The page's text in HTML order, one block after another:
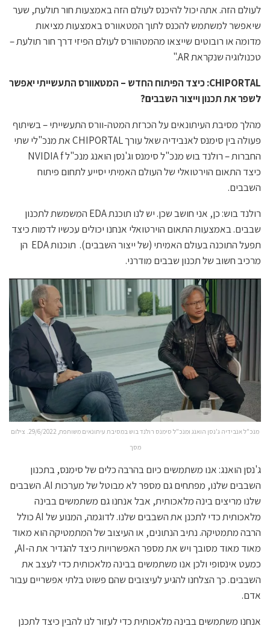
לעולם הזה. אתה יכול להיכנס לעולם הזה באמצעות חור תולעת, שער
שיאפשר למשתמש להכנס לתוך המטאוורס באמצעות מציאות
מדומה או רובוטים שייצאו מהמטהוורס לעולם הפיזי דרך חור תולעת –
טכנולוגיה שנקראת AR."
CHIPORTAL: כיצד הפיתוח החדש – המטאוורס התעשייתי יאפשר
לשפר את תכנון וייצור השבבים?
מהלך מסיבת העיתונאים על הכרזת המטה-וורס התעשייתי – בשיתוף
פעולה בין סימנס לאנבידיה שאל עורך CHIPORTAL את מנכ"לי שתי
החברות – רולנד בוש מנכ"ל סימנס וג'נסן הואנג מנכ"ל NVIDIA f
כיצד התאום הוירטואלי של העולם האמיתי יסייע לתחום פיתוח
השבבים.
רולנד בוש: כן, אני חושב שכן. יש לנו תוכנת EDA המשמשת לתכנון
שבבים. באמצעות התאום הוירטואלי אנחנו יכולים עכשיו לדמות כיצד
תפעל התוכנה בעולם האמיתי (של ייצור השבבים). תוכנות EDA הן
מרכיב חשוב של תכנון שבבים מודרני.
מנכ"ל אנבידיה ג'נסן הואנג ומנכ"ל סימנס רולנד בוש במסיבת עיתונאים משותפת, 29/6/2022. צילום
מסך
ג'נסן הואנג: אנו משתמשים כיום בהרבה כלים של סימנס, בתכנון
השבבים שלנו, מפתחים גם מספר לא מבוטל של מערכות AI. השבבים
שלנו מריצים בינה מלאכותית, אבל אנחנו גם משתמשים בבינה
מלאכותית כדי לתכנן את השבבים שלנו. לדוגמה, המנוע של AI כולל
הרבה מתמטיקה. נתיב הנתונים, או העיצוב של המתמטיקה הוא מאוד
מאוד מאוד מסובך ויש את מספר האפשרויות כיצד להגדיר את ה-AI,
כמעט אינסופי ולכן אנו משתמשים בבינה מלאכותית כדי לעצב את
השבבים. כך הצלחנו להגיע לעיצובים שהם פשוט בלתי אפשריים עבור
אדם.
אנחנו משתמשים בבינה מלאכותית כדי לעזור לנו להבין כיצד לתכנן